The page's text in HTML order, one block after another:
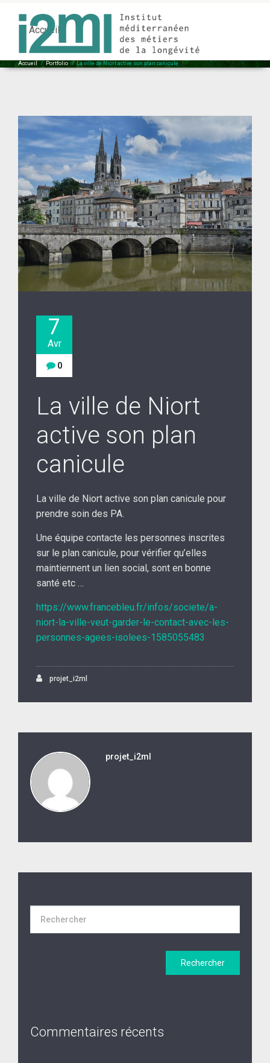
Accueil
La ville de Niort active son plan canicule
Accueil / Portfolio /La ville de Niort active son plan canicule
7
Avr
0
La ville de Niort
active son plan
canicule
La ville de Niort active son plan canicule pour
prendre soin des PA.
Une équipe contacte les personnes inscrites
sur le plan canicule, pour vérifier qu’elles
maintiennent un lien social, sont en bonne
santé etc …
https://www.francebleu.fr/infos/societe/a-
niort-la-ville-veut-garder-le-contact-avec-les-
personnes-agees-isolees-1585055483
projet_i2ml
projet_i2ml
Commentaires récents